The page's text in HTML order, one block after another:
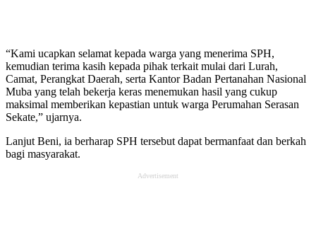
“Kami ucapkan selamat kepada warga yang menerima SPH,
kemudian terima kasih kepada pihak terkait mulai dari Lurah,
Camat, Perangkat Daerah, serta Kantor Badan Pertanahan Nasional
Muba yang telah bekerja keras menemukan hasil yang cukup
maksimal memberikan kepastian untuk warga Perumahan Serasan
Sekate,” ujarnya.
Lanjut Beni, ia berharap SPH tersebut dapat bermanfaat dan berkah
bagi masyarakat.
Advertisement